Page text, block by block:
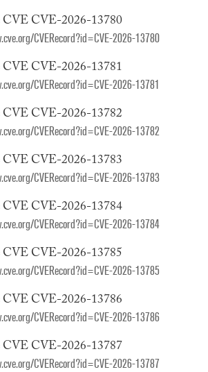
CVE CVE-2026-13780
CVERecord?id=CVE-2026-13780
CVE CVE-2026-13781
CVERecord?id=CVE-2026-13781
CVE CVE-2026-13782
CVERecord?id=CVE-2026-13782
CVE CVE-2026-13783
CVERecord?id=CVE-2026-13783
CVE CVE-2026-13784
CVERecord?id=CVE-2026-13784
CVE CVE-2026-13785
CVERecord?id=CVE-2026-13785
CVE CVE-2026-13786
CVERecord?id=CVE-2026-13786
CVE CVE-2026-13787
CVERecord?id=CVE-2026-13787